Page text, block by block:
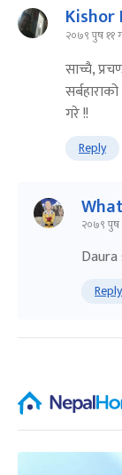
Kishor
२०७९ पुष ११
साच्चै,
गरे !!
Reply
२०७९ पुष
Reply